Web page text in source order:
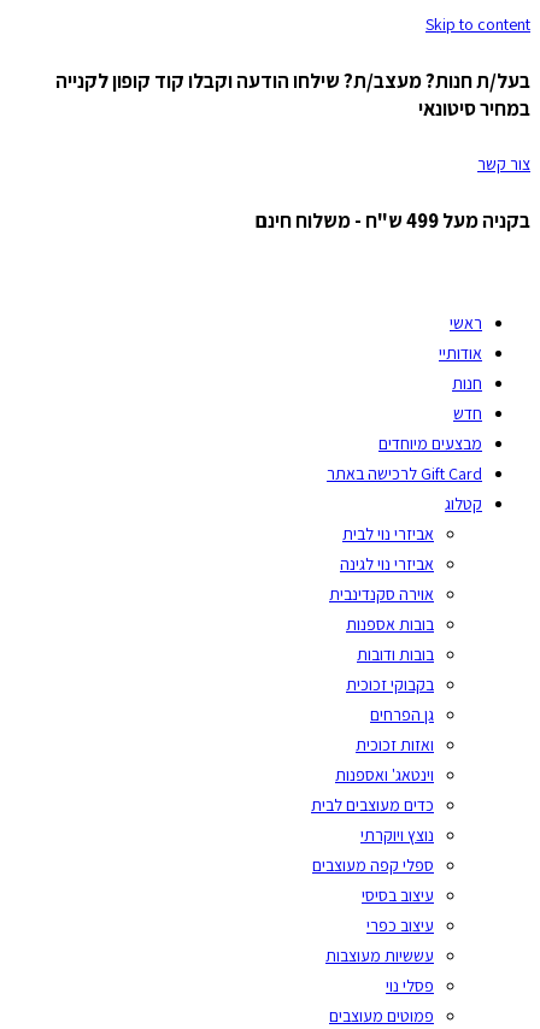
Skip to content
בעל/ת חנות? מעצב/ת? שילחו הודעה וקבלו קוד קופון לקנייה
במחיר סיטונאי
צור קשר
בקניה מעל 499 ש"ח - משלוח חינם
ראשי
אודותיי
חנות
חדש
מבצעים מיוחדים
Gift Card לרכישה באתר
קטלוג
אביזרי נוי לבית
אביזרי נוי לגינה
אוירה סקנדינבית
בובות אספנות
בובות ודובות
בקבוקי זכוכית
גן הפרחים
ואזות זכוכית
וינטאג' ואספנות
כדים מעוצבים לבית
נוצץ ויוקרתי
ספלי קפה מעוצבים
עיצוב בסיסי
עיצוב כפרי
עששיות מעוצבות
פסלי נוי
פמוטים מעוצבים